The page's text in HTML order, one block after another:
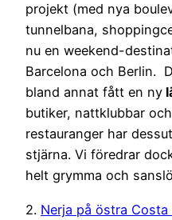
projekt (med nya
tunnelbana,
nu en weekend-
Barcelona och Berlin.
bland annat fått en ny
butiker, nattklubbar
restauranger har
stjärna. Vi föredrar
helt grymma och
2. Nerja på östra Costa